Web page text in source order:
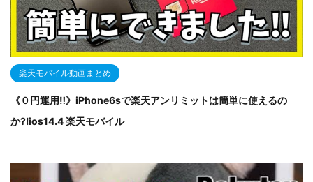
楽天モバイル動画まとめ
《０円運用‼︎》iPhone6sで楽天アンリミットは簡単に使えるの
か⁈ios14.4 楽天モバイル